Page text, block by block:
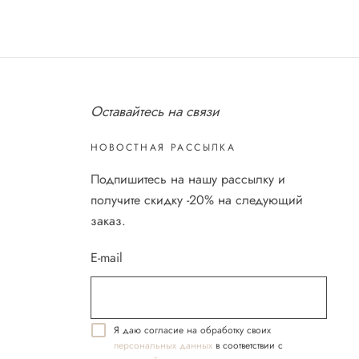
Оставайтесь на связи
НОВОСТНАЯ РАССЫЛКА
Подпишитесь на нашу рассылку и
получите скидку -20% на следующий
заказ.
E-mail
Я даю согласие на обработку своих
персональных данных в соответствии с